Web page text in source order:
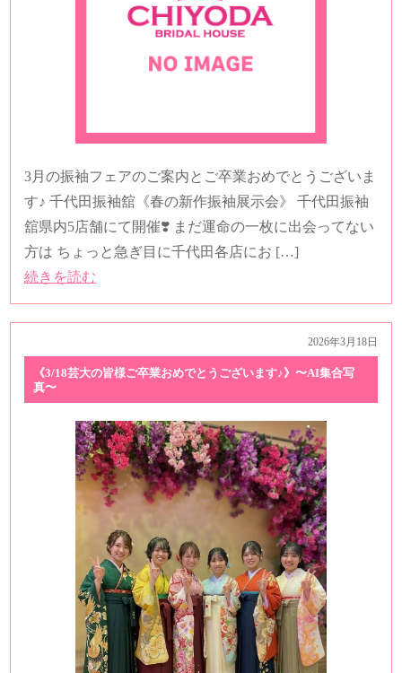
3月の振袖フェアのご案内とご卒業おめでとうございま
す♪ 千代田振袖舘《春の新作振袖展示会》 千代田振袖
舘県内5店舗にて開催❣️ まだ運命の一枚に出会ってない
方は ちょっと急ぎ目に千代田各店にお […]
続きを読む
2026年3月18日
《3/18芸大の皆様ご卒業おめでとうございます♪》〜AI集合写
真〜